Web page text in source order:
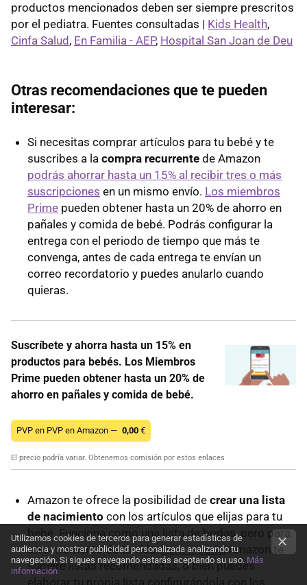
productos mencionados deben ser siempre prescritos
por el pediatra. Fuentes consultadas | Kids Health,
Cinfa Salud , En Familia - AEP, Hospital San Joan de Deu
Otras recomendaciones que te pueden
interesar:
Si necesitas comprar artículos para tu bebé y te
suscribes a la compra recurrente de Amazon
podrás ahorrar hasta un 15% al recibir tres o más
suscripciones en un mismo envío. Los miembros
Prime pueden obtener hasta un 20% de ahorro en
pañales y comida de bebé. Podrás configurar la
entrega con el periodo de tiempo que más te
convenga, antes de cada entrega te envían un
correo recordatorio y puedes anularlo cuando
quieras.
Suscríbete y ahorra hasta un 15% en
productos para bebés. Los Miembros
Prime pueden obtener hasta un 20% de
ahorro en pañales y comida de bebé.
PVP en PVP en Amazon — 0,00 €
El precio podría variar. Obtenemos comisión por estos enlaces
Amazon te ofrece la posibilidad de crear una lista
de nacimiento con los artículos que elijas para tu
bebé. Funciona como una lista de bodas, pero para
otro momento de tu vida.Para crearla, Amazon te
sugiere listas recomendadas, o bien puedes
Utilizamos cookies de terceros para generar estadísticas de
audiencia y mostrar publicidad personalizada analizando tu
navegación. Si sigues navegando estarás aceptando su uso. Más
información